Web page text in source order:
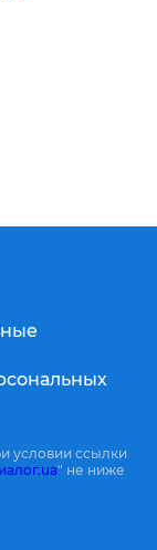
условии ссылки
" не ниже